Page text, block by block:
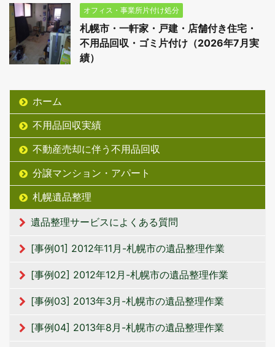
オフィス・事業所片付け処分
札幌市・一軒家・戸建・店舗付き住宅・
不用品回収・ゴミ片付け（2026年7月実
績）
ホーム
不用品回収実績
不動産売却に伴う不用品回収
分譲マンション・アパート
札幌遺品整理
遺品整理サービスによくある質問
[事例01] 2012年11月-札幌市の遺品整理作業
[事例02] 2012年12月-札幌市の遺品整理作業
[事例03] 2013年3月-札幌市の遺品整理作業
[事例04] 2013年8月-札幌市の遺品整理作業